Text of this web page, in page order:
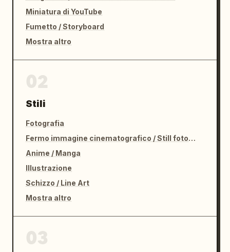
Miniatura di YouTube
Fumetto / Storyboard
Mostra altro
Stili
Fotografia
Fermo immagine cinematografico / Still fotografico
Anime / Manga
Illustrazione
Schizzo / Line Art
Mostra altro